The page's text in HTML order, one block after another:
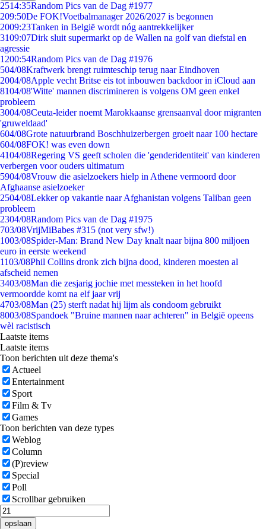
2514:35Random Pics van de Dag #1977
209:50De FOK!Voetbalmanager 2026/2027 is begonnen
2009:23Tanken in België wordt nóg aantrekkelijker
3109:07Dirk sluit supermarkt op de Wallen na golf van diefstal en
agressie
1200:54Random Pics van de Dag #1976
504/08Kraftwerk brengt ruimteschip terug naar Eindhoven
2004/08Apple vecht Britse eis tot inbouwen backdoor in iCloud aan
8104/08'Witte' mannen discrimineren is volgens OM geen enkel
probleem
3004/08Ceuta-leider noemt Marokkaanse grensaanval door migranten
'gruweldaad'
604/08Grote natuurbrand Boschhuizerbergen groeit naar 100 hectare
604/08FOK! was even down
4104/08Regering VS geeft scholen die 'genderidentiteit' van kinderen
verbergen voor ouders ultimatum
5904/08Vrouw die asielzoekers hielp in Athene vermoord door
Afghaanse asielzoeker
2504/08Lekker op vakantie naar Afghanistan volgens Taliban geen
probleem
2304/08Random Pics van de Dag #1975
703/08VrijMiBabes #315 (not very sfw!)
1003/08Spider-Man: Brand New Day knalt naar bijna 800 miljoen
euro in eerste weekend
1103/08Phil Collins dronk zich bijna dood, kinderen moesten al
afscheid nemen
3403/08Man die zesjarig jochie met messteken in het hoofd
vermoordde komt na elf jaar vrij
4703/08Man (25) sterft nadat hij lijm als condoom gebruikt
8003/08Spandoek "Bruine mannen naar achteren" in België opeens
wèl racistisch
Laatste items
Laatste items
Toon berichten uit deze thema's
Actueel
Entertainment
Sport
Film & Tv
Games
Toon berichten van deze types
Weblog
Column
(P)review
Special
Poll
Scrollbar gebruiken
opslaan